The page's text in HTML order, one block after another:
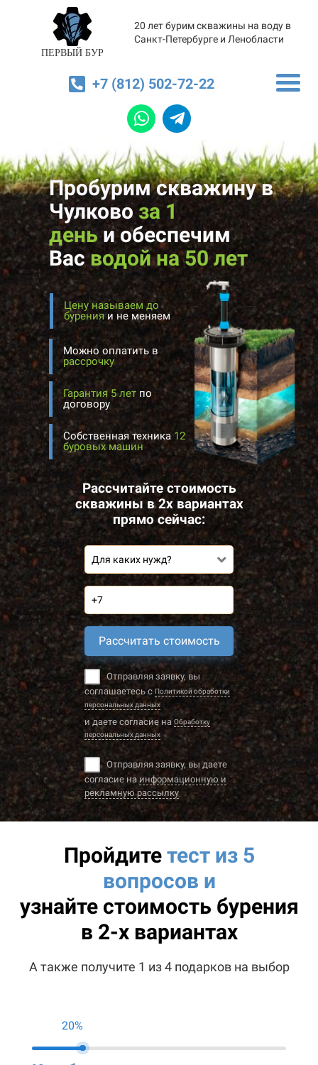
ПЕРВЫЙ БУР
20 лет бурим скважины на воду в
Санкт-Петербурге и Ленобласти
+7 (812) 502-72-22
Пробурим скважину в
Чулково за 1
деньиобеспечим
Васводой на 50 лет
Цену называем до
буренияи не меняем
Собственная техника 12
буровых машин
Можно оплатить в
рассрочку
Рассчитайте стоимость
скважины в 2х вариантах
прямо сейчас:
Для каких нужд?
Рассчитать стоимость
Отправляя заявку, вы
соглашаетесь с Политикой обработки
персональных данных
и даете согласие на Обработку
персональных данных
Отправляя заявку, вы даете
согласие наинформационную и
рекламную рассылку
Гарантия 5 лет по
договору
Пройдитетест из 5
вопросов и
узнайте стоимость бурения
в 2-х вариантах
А также получите 1 из 4 подарков на выбор
20%